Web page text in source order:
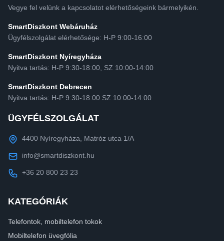
Vegye fel velünk a kapcsolatot elérhetőségeink bármelyikén.
SmartDiszkont Webáruház
Ügyfélszolgálat elérhetősége: H-P 9:00-16:00
SmartDiszkont Nyíregyháza
Nyitva tartás: H-P 9:30-18:00, SZ 10:00-14:00
SmartDiszkont Debrecen
Nyitva tartás: H-P 9:30-18:00 SZ 10:00-14:00
ÜGYFÉLSZOLGÁLAT
4400 Nyíregyháza, Matróz utca 1/A
info@smartdiszkont.hu
+36 20 800 23 23
KATEGÓRIÁK
Telefontok, mobiltelefon tokok
Mobiltelefon üvegfólia